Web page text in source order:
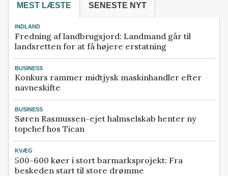
MEST LÆSTE SENESTE NYT
INDLAND
Fredning af landbrugsjord: Landmand går til
landsretten for at få højere erstatning
BUSINESS
Konkurs rammer midtjysk maskinhandler efter
navneskifte
BUSINESS
Søren Rasmussen-ejet halmselskab henter ny
topchef hos Tican
KVÆG
500-600 køer i stort barmarksprojekt: Fra
beskeden start til store drømme